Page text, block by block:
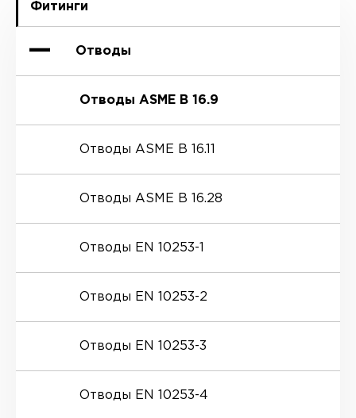
Фитинги
Отводы
Отводы ASME B 16.9
Отводы ASME B 16.11
Отводы ASME B 16.28
Отводы EN 10253-1
Отводы EN 10253-2
Отводы EN 10253-3
Отводы EN 10253-4